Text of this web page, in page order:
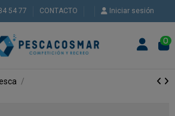
54 77 CONTACTO Iniciar sesión
0